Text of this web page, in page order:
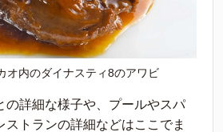
オ内のダイナスティ8のアワビ
の詳細な様子や、プールやスパ
ストランの詳細などはここでま